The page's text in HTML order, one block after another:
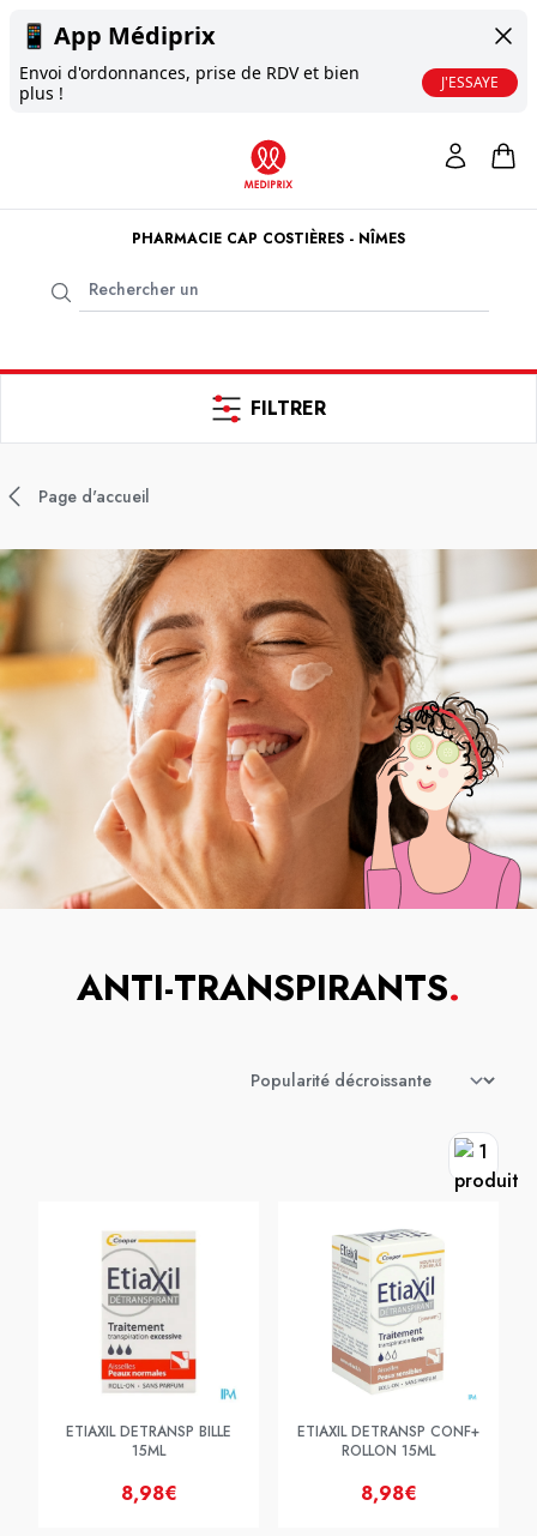
📱 App Médiprix
Envoi d'ordonnances, prise de RDV et bien
plus !
J'ESSAYE
PHARMACIE CAP COSTIÈRES - NÎMES
FILTRER
Page d'accueil
ANTI-TRANSPIRANTS.
ETIAXIL DETRANSP BILLE
15ML
8,98€
ETIAXIL DETRANSP CONF+
ROLLON 15ML
8,98€